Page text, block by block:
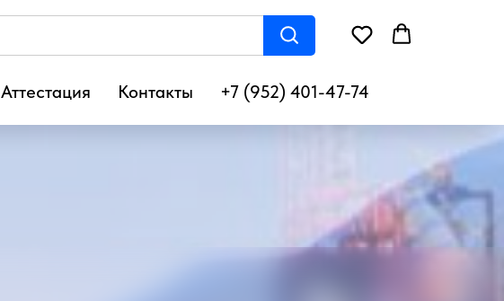
Аттестация Контакты +7 (952) 401-47-74